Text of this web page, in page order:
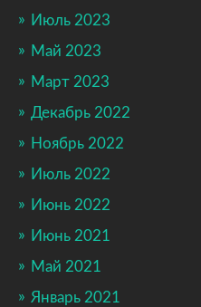
Июль 2023
Май 2023
Март 2023
Декабрь 2022
Ноябрь 2022
Июль 2022
Июнь 2022
Июнь 2021
Май 2021
Январь 2021